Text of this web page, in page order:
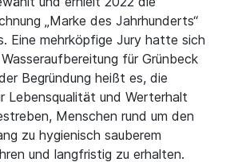
„Marke des Jahrhunderts“
Eine mehrköpfige Jury hatte sich
für Grünbeck
Begründung heißt es, die
Lebensqualität und Werterhalt
Menschen rund um den
zu hygienisch sauberem
und langfristig zu erhalten.